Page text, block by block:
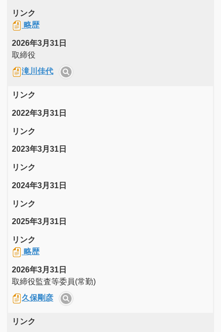
リンク
略歴
2026年3月31日
取締役
滝川佳代
リンク
2022年3月31日
リンク
2023年3月31日
リンク
2024年3月31日
リンク
2025年3月31日
リンク
略歴
2026年3月31日
取締役監査等委員(常勤)
久保剛彦
リンク